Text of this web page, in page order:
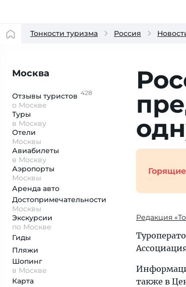
Тонкости туризма Россия
Москва
Отзывы туристов 428
о Москве
Туры
в Москву
Отели
Москвы
Авиабилеты
в Москву
Аэропорты
Москвы
Аренда авто
Достопримеча­тельности
Москвы
Экскурсии
по Москве
Гиды
Пляжи
Шопинг
в Москве
Карта
Редакция
также в